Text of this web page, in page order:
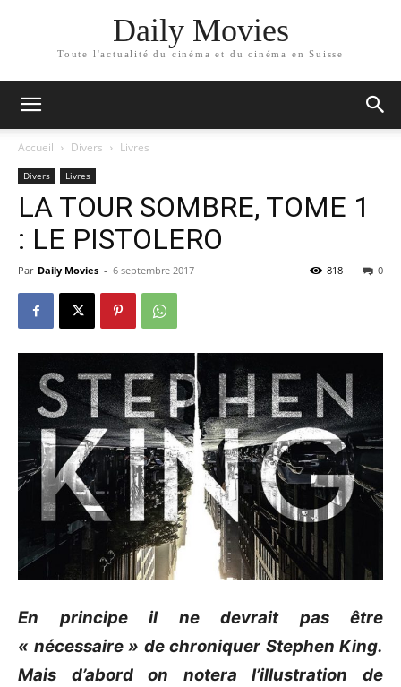
Daily Movies
Toute l'actualité du cinéma et du cinéma en Suisse
Accueil Divers Livres
Divers Livres
LA TOUR SOMBRE, TOME 1
: LE PISTOLERO
Par Daily Movies - 6 septembre 2017 0
818
En principe il ne devrait pas être
« nécessaire » de chroniquer Stephen King.
Mais d’abord on notera l’illustration de